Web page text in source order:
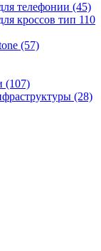
телефонии (45)
кроссов тип 110
(57)
(107)
(28)